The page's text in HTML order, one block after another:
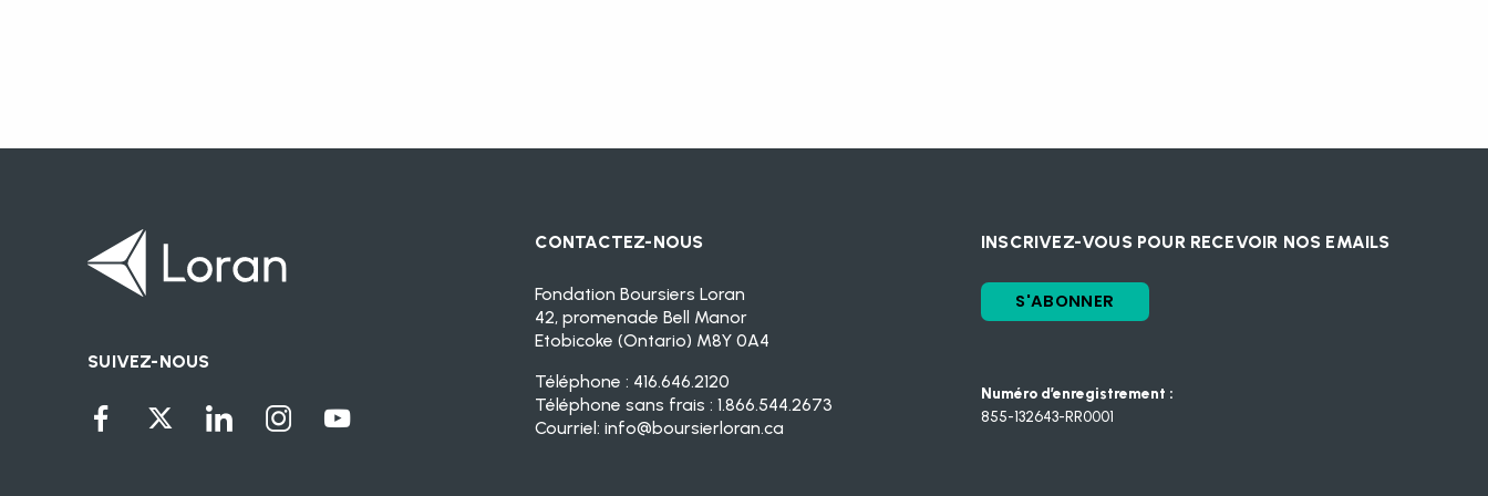
SUIVEZ-NOUS
CONTACTEZ-NOUS
Fondation Boursiers Loran
42, promenade Bell Manor
Etobicoke (Ontario) M8Y 0A4
Téléphone : 416.646.2120
Téléphone sans frais : 1.866.544.2673
Courriel: info@boursierloran.ca
INSCRIVEZ-VOUS POUR RECEVOIR NOS EMAILS
S'ABONNER
Numéro d’enregistrement :
855-132643-RR0001